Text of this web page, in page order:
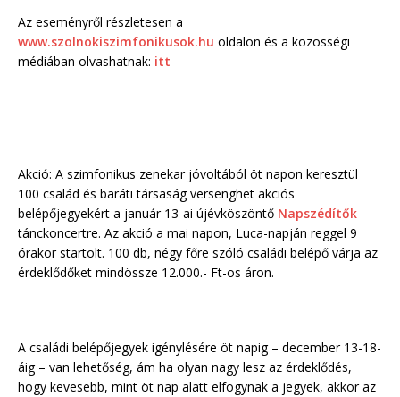
Az eseményről részletesen a
www.szolnokiszimfonikusok.hu oldalon és a közösségi
médiában olvashatnak: itt
Akció: A szimfonikus zenekar jóvoltából öt napon keresztül
100 család és baráti társaság versenghet akciós
belépőjegyekért a január 13-ai újévköszöntő Napszédítők
tánckoncertre. Az akció a mai napon, Luca-napján reggel 9
órakor startolt. 100 db, négy főre szóló családi belépő várja az
érdeklődőket mindössze 12.000.- Ft-os áron.
A családi belépőjegyek igénylésére öt napig – december 13-18-
áig – van lehetőség, ám ha olyan nagy lesz az érdeklődés,
hogy kevesebb, mint öt nap alatt elfogynak a jegyek, akkor az